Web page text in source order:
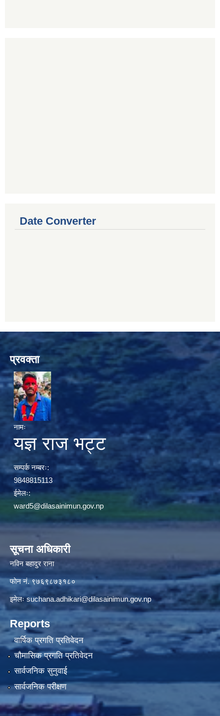
Date Converter
प्रवक्ता
नामः
यज्ञ राज भट्ट
सम्पर्क नम्बरः:
9848815113
ईमेलः:
ward5@dilasainimun.gov.np
सूचना अधिकारी
नविन बहादुर राना
फाेन नं. ९७६९८७३१८०
इमेलःsuchana.adhikari@dilasainimun.gov.np
Reports
वार्षिक प्रगति प्रतिवेदन
चौमासिक प्रगति प्रतिवेदन
सार्वजनिक सुनुवाई
सार्वजनिक परीक्षण